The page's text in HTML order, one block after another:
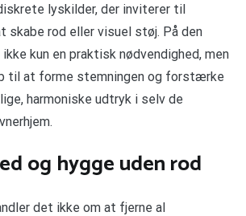
lyskilder, der inviterer til
skabe rod eller visuel støj. På den
kun en praktisk nødvendighed, men
til at forme stemningen og forstærke
harmoniske udtryk i selv de
og hygge uden rod
det ikke om at fjerne al